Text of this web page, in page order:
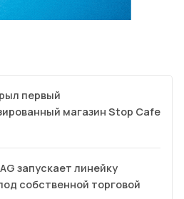
первый
магазин Stop Cafe
запускает линейку
собственной торговой